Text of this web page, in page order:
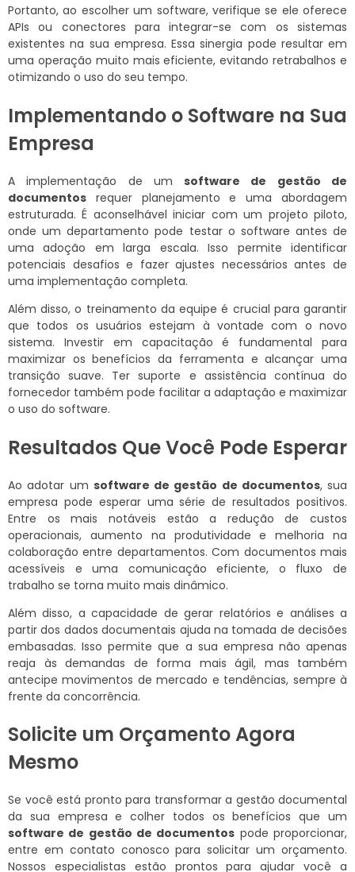
Portanto, ao escolher um software, verifique se ele oferece
APIs ou conectores para integrar-se com os sistemas
existentes na sua empresa. Essa sinergia pode resultar em
uma operação muito mais eficiente, evitando retrabalhos e
otimizando o uso do seu tempo.
Implementando o Software na Sua
Empresa
A implementação de umsoftware de gestão de
documentos requer planejamento e uma abordagem
estruturada. É aconselhável iniciar com um projeto piloto,
onde um departamento pode testar o software antes de
uma adoção em larga escala. Isso permite identificar
potenciais desafios e fazer ajustes necessários antes de
uma implementação completa.
Além disso, o treinamento da equipe é crucial para garantir
que todos os usuários estejam à vontade com o novo
sistema. Investir em capacitação é fundamental para
maximizar os benefícios da ferramenta e alcançar uma
transição suave. Ter suporte e assistência contínua do
fornecedor também pode facilitar a adaptação e maximizar
o uso do software.
Resultados Que Você Pode Esperar
Ao adotar um software de gestão de documentos, sua
empresa pode esperar uma série de resultados positivos.
Entre os mais notáveis estão a redução de custos
operacionais, aumento na produtividade e melhoria na
colaboração entre departamentos. Com documentos mais
acessíveis e uma comunicação eficiente, o fluxo de
trabalho se torna muito mais dinâmico.
Além disso, a capacidade de gerar relatórios e análises a
partir dos dados documentais ajuda na tomada de decisões
embasadas. Isso permite que a sua empresa não apenas
reaja às demandas de forma mais ágil, mas também
antecipe movimentos de mercado e tendências, sempre à
frente da concorrência.
Solicite um Orçamento Agora
Mesmo
Se você está pronto para transformar a gestão documental
da sua empresa e colher todos os benefícios que um
software de gestão de documentos pode proporcionar,
entre em contato conosco para solicitar um orçamento.
Nossos especialistas estão prontos para ajudar você a